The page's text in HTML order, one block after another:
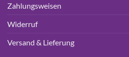
Zahlungsweisen
Widerruf
Versand & Lieferung